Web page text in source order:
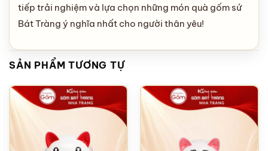
tiếp trải nghiệm và lựa chọn những món quà gốm sứ
Bát Tràng ý nghĩa nhất cho người thân yêu!
SẢN PHẨM TƯƠNG TỰ